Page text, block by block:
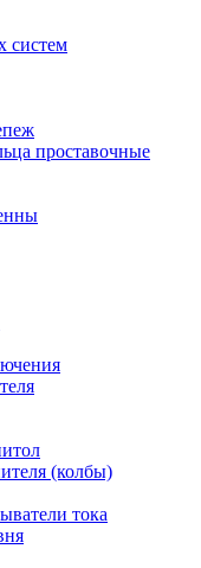
систем
проставочные
(колбы)
тока